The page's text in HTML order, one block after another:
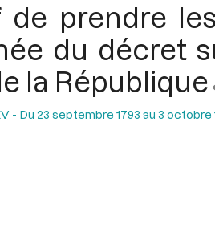
prendre
du décret
la République
- Du 23 septembre 1793 au 3 octobre